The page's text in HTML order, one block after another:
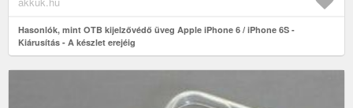
Hasonlók, mint OTB kijelzővédő üveg Apple iPhone 6 / iPhone 6S -
Kiárusítás - A készlet erejéig